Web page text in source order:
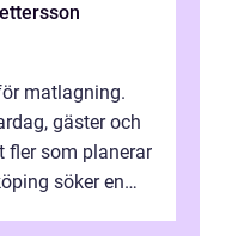
matlagning.
gäster och
fler som planerar
söker en